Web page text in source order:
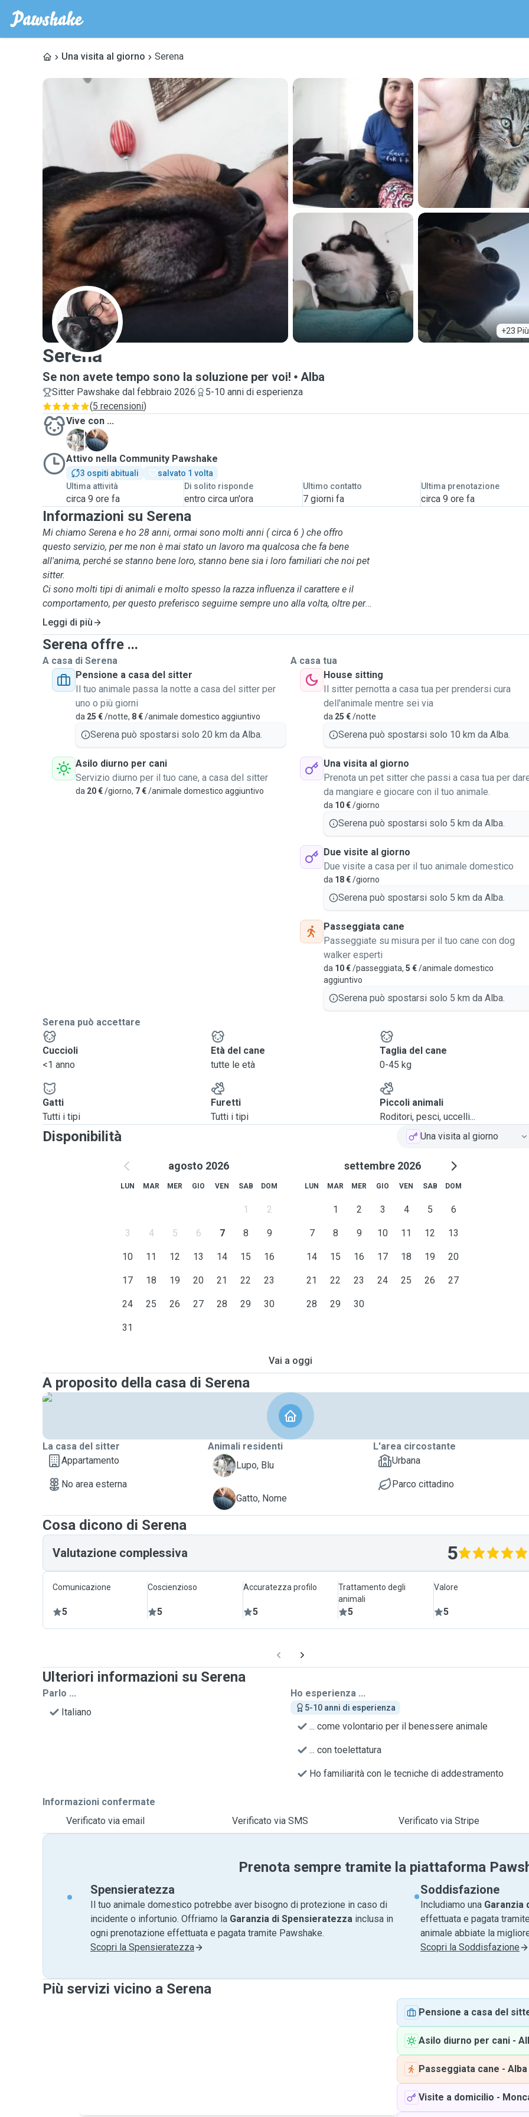
Una visita al giorno Serena
+23 Più
S
Serena
Se non avete tempo sono la soluzione per voi! Alba
Sitter Pawshake dal febbraio 2026
5-10 anni di esperienza
(5 recensioni)
Vive con ...
B
N
Attivo nella Community Pawshake
3 ospiti abituali
salvato 1 volta
Ultima attività
circa 9 ore fa
Di solito risponde
entro circa un'ora
Ultimo contatto
7 giorni fa
Ultima prenotazione
circa 9 ore fa
Informazioni su Serena
Mi chiamo Serena e ho 28 anni, ormai sono molti anni ( circa 6 ) che offro
questo servizio, per me non è mai stato un lavoro ma qualcosa che fa bene
all'anima, perché se stanno bene loro, stanno bene sia i loro familiari che noi pet
sitter.
Ci sono molti tipi di animali e molto spesso la razza influenza il carattere e il
comportamento, per questo preferisco seguirne sempre uno alla volta, oltre per
evitare eventuali comportamenti aggressivi e dominanti tra di loro. Ho
esperienza in passeggiate o soggiorni con cani e gatti di tutte le taglie ed età,
tranne i molossi, anche con cani con problemi fisici.
Inoltre ai soggiorni per brevi o lunghi periodi offro anche lunghe passeggiate e
giochi per farli stancare, comandi di base e tanto affetto.
Le uniche cose che vi chiedo per i soggiorni sono i sacchetti per i bisogni, le loro
ciotole, il loro cibo preferito e il loro giochino preferito e le medicine ( se ne
hanno bisogno).
Ci tengo tengo ad offrire il miglior servizio possibile per i vostri pelosetti e spero
Grazie mille per avermi scelto! 😊💙
Leggi di più
Serena offre ...
A casa di Serena
Pensione a casa del sitter
Il tuo animale passa la notte a casa del sitter per
uno o più giorni
da 25 €/notte, 8 €/animale domestico aggiuntivo
Serena può spostarsi solo 20 km da Alba.
Asilo diurno per cani
Servizio diurno per il tuo cane, a casa del sitter
da 20 €/giorno, 7 €/animale domestico aggiuntivo
A casa tua
House sitting
Il sitter pernotta a casa tua per prendersi cura
dell'animale mentre sei via
da 25 €/notte
Serena può spostarsi solo 10 km da Alba.
Una visita al giorno
Prenota un pet sitter che passi a casa tua per
da mangiare e giocare con il tuo animale.
da 10 €/giorno
Serena può spostarsi solo 5 km da Alba.
Due visite al giorno
Due visite a casa per il tuo animale domestico
da 18 €/giorno
Serena può spostarsi solo 5 km da Alba.
Passeggiata cane
Passeggiate su misura per il tuo cane con dog
walker esperti
da 10 €/passeggiata, 5 €/animale domestico
aggiuntivo
Serena può spostarsi solo 5 km da Alba.
Serena può accettare
Cuccioli
<1 anno
Età del cane
tutte le età
Taglia del cane
0-45 kg
Gatti
Tutti i tipi
Furetti
Tutti i tipi
Piccoli animali
Roditori, pesci, uccelli...
Disponibilità Una visita al giorno
agosto 2026
LUN MAR MER GIO VEN SAB DOM
1 2
3 4 5 6 7 8 9
10 11 12 13 14 15 16
17 18 19 20 21 22 23
24 25 26 27 28 29 30
31
settembre 2026
LUN MAR MER GIO VEN SAB DOM
1 2 3 4 5 6
7 8 9 10 11 12 13
14 15 16 17 18 19 20
21 22 23 24 25 26 27
28 29 30
Vai a oggi
A proposito della casa di Serena
La casa del sitter
Appartamento
No area esterna
Animali residenti
B
Lupo, Blu
N Gatto, Nome
L'area circostante
Urbana
Parco cittadino
Cosa dicono di Serena
Valutazione complessiva 5
Comunicazione
5
Coscienzioso
5
Accuratezza profilo
5
Trattamento degli
animali
5
Valore
5
Ulteriori informazioni su Serena
Parlo ...
Italiano
Ho esperienza ...
5-10 anni di esperienza
... come volontario per il benessere animale
... con toelettatura
Ho familiarità con le tecniche di addestramento
Informazioni confermate
Verificato via email
Verificato via SMS Verificato via Stripe
Prenota sempre tramite la piattaforma
Spensieratezza
Il tuo animale domestico potrebbe aver bisogno di protezione in caso di
incidente o infortunio. Offriamo la Garanzia di Spensieratezza inclusa in
ogni prenotazione effettuata e pagata tramite Pawshake.
Scopri la Spensieratezza
Soddisfazione
Includiamo una Garanzia
effettuata e pagata
animale abbiate la
Scopri la Soddisfazione
Più servizi vicino a Serena
Pensione a casa del
Asilo diurno per cani -
Passeggiata cane - Alba
Visite a domicilio -